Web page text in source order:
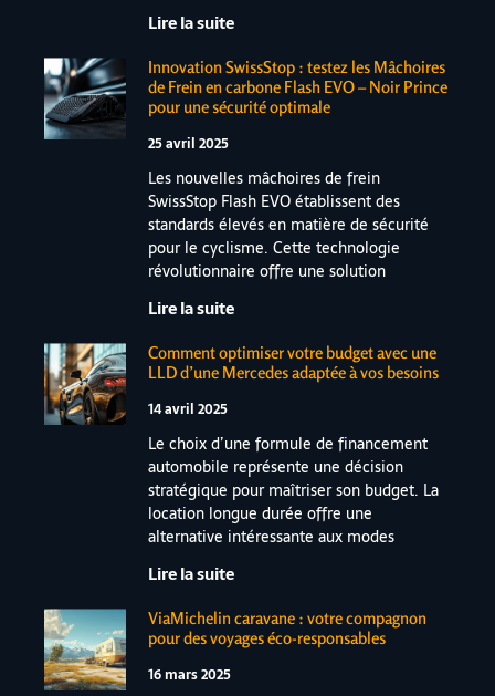
Lire la suite
Innovation SwissStop : testez les Mâchoires
de Frein en carbone Flash EVO – Noir Prince
pour une sécurité optimale
25 avril 2025
Les nouvelles mâchoires de frein
SwissStop Flash EVO établissent des
standards élevés en matière de sécurité
pour le cyclisme. Cette technologie
révolutionnaire offre une solution
Lire la suite
Comment optimiser votre budget avec une
LLD d’une Mercedes adaptée à vos besoins
14 avril 2025
Le choix d’une formule de financement
automobile représente une décision
stratégique pour maîtriser son budget. La
location longue durée offre une
alternative intéressante aux modes
Lire la suite
ViaMichelin caravane : votre compagnon
pour des voyages éco-responsables
16 mars 2025